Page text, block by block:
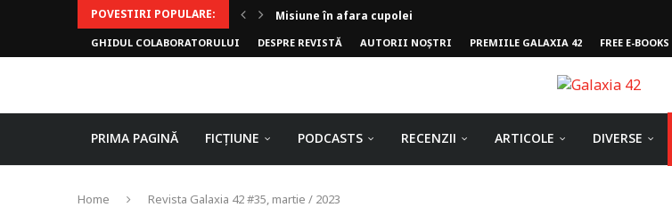
POVESTIRI POPULARE:
Misiune în afara cupolei
Invoker (video)
Alergarea de seară
Biblioteca lui Pavel
Rejuvenare
Falia
Arhivele Dincolo-Timpului
Axa lui Heron
Jumătatea goală
GHIDUL COLABORATORULUI DESPRE REVISTĂ AUTORII NOȘTRI PREMIILE GALAXIA 42 FREE E-BOOKS
PRIMA PAGINĂ FICȚIUNE PODCASTS RECENZII ARTICOLE DIVERSE
Home Revista Galaxia 42 #35, martie / 2023